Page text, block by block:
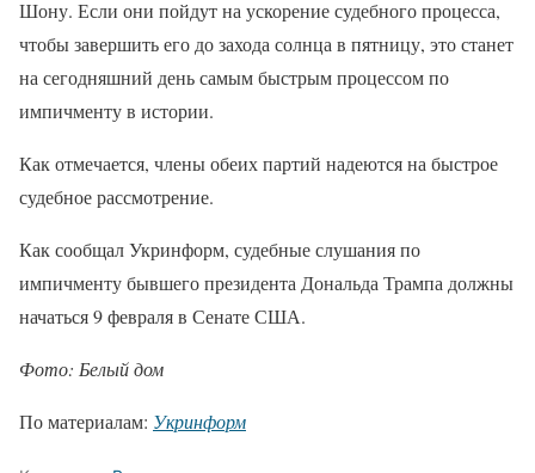
Шону. Если они пойдут на ускорение судебного процесса,
чтобы завершить его до захода солнца в пятницу, это станет
на сегодняшний день самым быстрым процессом по
импичменту в истории.
Как отмечается, члены обеих партий надеются на быстрое
судебное рассмотрение.
Как сообщал Укринформ, судебные слушания по
импичменту бывшего президента Дональда Трампа должны
начаться 9 февраля в Сенате США.
Фото: Белый дом
По материалам: Укринформ